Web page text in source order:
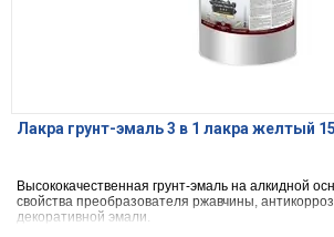
Лакра грунт-эмаль 3 в 1 лакра желтый
Высококачественная грунт-эмаль на алкидной
свойства преобразователя ржавчины,
декоративной эмали.